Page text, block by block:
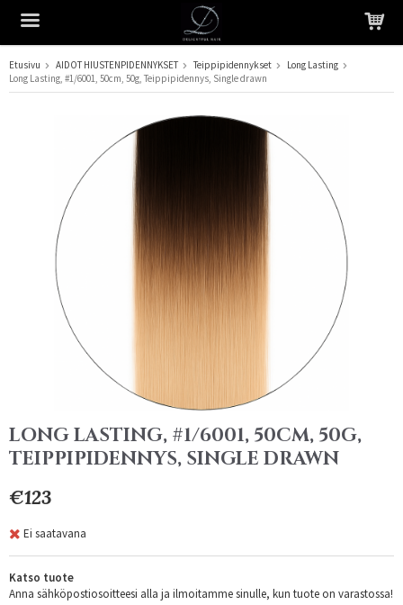
Tuote on lisätty ostoskoriin
Etusivu AIDOT HIUSTENPIDENNYKSET Teippipidennykset
Long Lasting
Long Lasting, #1/6001, 50cm, 50g, Teippipidennys, Single drawn
LONG LASTING, #1/6001, 50CM, 50G,
TEIPPIPIDENNYS, SINGLE DRAWN
€123
Ei saatavana
Katso tuote
Anna sähköpostiosoitteesi alla ja ilmoitamme sinulle, kun tuote on varastossa!